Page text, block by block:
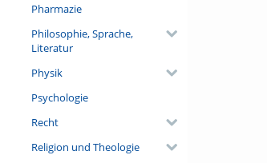
Pharmazie
Philosophie, Sprache,
Literatur
Physik
Psychologie
Recht
Religion und Theologie